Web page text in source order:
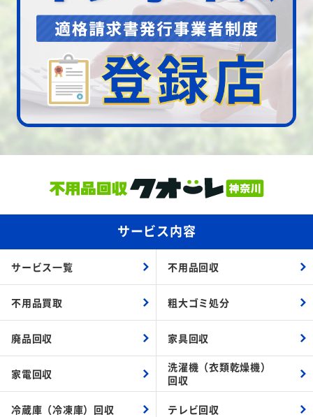
サービス内容
サービス一覧 不用品回収
不用品買取 粗大ゴミ処分
廃品回収 家具回収
家電回収
洗濯機（衣類乾燥機）
回収
冷蔵庫（冷凍庫）回収 テレビ回収